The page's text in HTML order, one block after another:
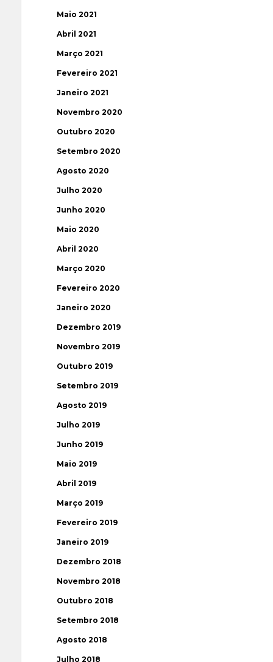
Maio 2021
Abril 2021
Março 2021
Fevereiro 2021
Janeiro 2021
Novembro 2020
Outubro 2020
Setembro 2020
Agosto 2020
Julho 2020
Junho 2020
Maio 2020
Abril 2020
Março 2020
Fevereiro 2020
Janeiro 2020
Dezembro 2019
Novembro 2019
Outubro 2019
Setembro 2019
Agosto 2019
Julho 2019
Junho 2019
Maio 2019
Abril 2019
Março 2019
Fevereiro 2019
Janeiro 2019
Dezembro 2018
Novembro 2018
Outubro 2018
Setembro 2018
Agosto 2018
Julho 2018